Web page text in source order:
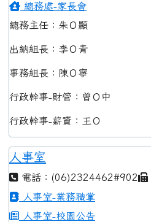
總務處-家長會
總務主任：朱Ｏ顯
出納組長：李Ｏ青
事務組長：陳Ｏ寧
行政幹事-財管：曾Ｏ中
行政幹事-薪資：王Ｏ
人事室
電話：(06)2324462#902
人事室-業務職掌
人事室-校園公告